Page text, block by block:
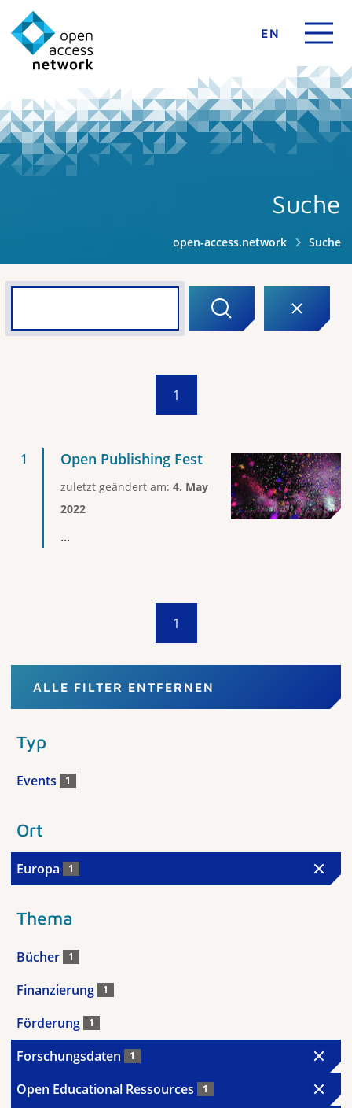
EN
Suche
open-access.network Suche
1
Open Publishing Fest
zuletzt geändert am: 4. May
2022
...
1
ALLE FILTER ENTFERNEN
Typ
Events 1
Ort
Europa 1
Thema
Bücher 1
Finanzierung 1
Förderung 1
Forschungsdaten 1
Open Educational Ressources 1